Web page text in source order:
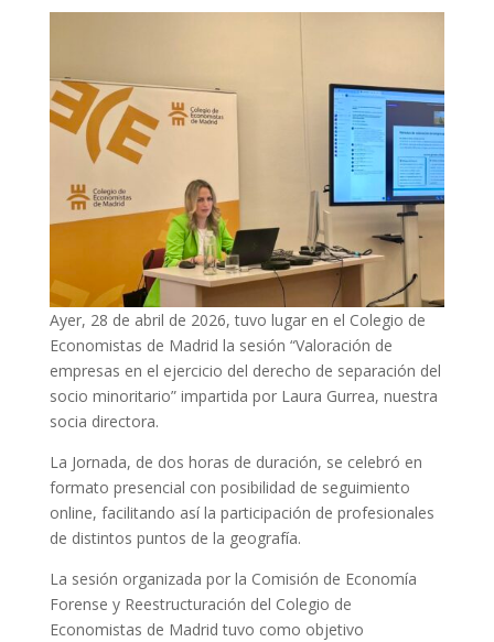
Ayer, 28 de abril de 2026, tuvo lugar en el Colegio de
Economistas de Madrid la sesión “Valoración de
empresas en el ejercicio del derecho de separación del
socio minoritario” impartida por Laura Gurrea, nuestra
socia directora.
La Jornada, de dos horas de duración, se celebró en
formato presencial con posibilidad de seguimiento
online, facilitando así la participación de profesionales
de distintos puntos de la geografía.
La sesión organizada por la Comisión de Economía
Forense y Reestructuración del Colegio de
Economistas de Madrid tuvo como objetivo